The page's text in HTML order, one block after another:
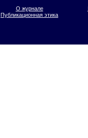
О журнале
Публикационная этика